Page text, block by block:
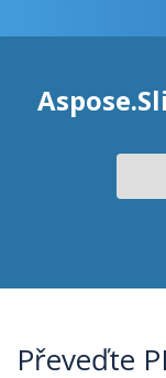
Převeďte